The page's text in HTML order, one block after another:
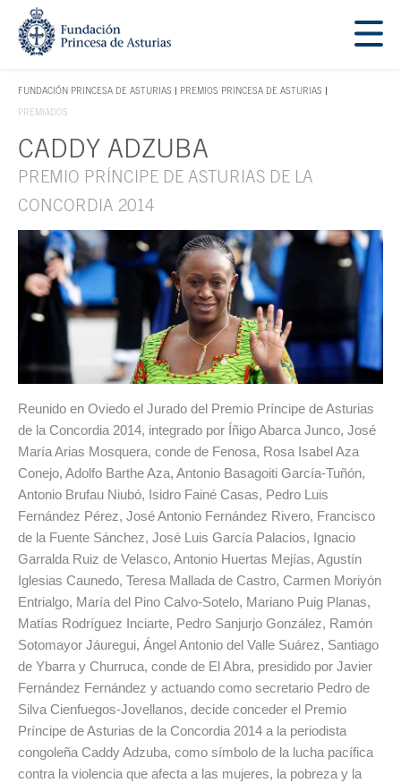
Saltar navegación. Ir directamente al contenido principal
FUNDACIÓN PRINCESA DE ASTURIAS
TECLA DE ACCESO 1
PREMIOS PRINCESA DE ASTURIAS
PREMIADOS
Contenido principal
CADDY ADZUBA
PREMIO PRÍNCIPE DE ASTURIAS DE LA
CONCORDIA 2014
Reunido en Oviedo el Jurado del Premio Príncipe de Asturias
de la Concordia 2014, integrado por Íñigo Abarca Junco, José
María Arias Mosquera, conde de Fenosa, Rosa Isabel Aza
Conejo, Adolfo Barthe Aza, Antonio Basagoiti García-Tuñón,
Antonio Brufau Niubó, Isidro Fainé Casas, Pedro Luis
Fernández Pérez, José Antonio Fernández Rivero, Francisco
de la Fuente Sánchez, José Luis García Palacios, Ignacio
Garralda Ruiz de Velasco, Antonio Huertas Mejías, Agustín
Iglesias Caunedo, Teresa Mallada de Castro, Carmen Moriyón
Entrialgo, María del Pino Calvo-Sotelo, Mariano Puig Planas,
Matías Rodríguez Inciarte, Pedro Sanjurjo González, Ramón
Sotomayor Jáuregui, Ángel Antonio del Valle Suárez, Santiago
de Ybarra y Churruca, conde de El Abra, presidido por Javier
Fernández Fernández y actuando como secretario Pedro de
Silva Cienfuegos-Jovellanos, decide conceder el Premio
Príncipe de Asturias de la Concordia 2014 a la periodista
congoleña Caddy Adzuba, como símbolo de la lucha pacífica
contra la violencia que afecta a las mujeres, la pobreza y la